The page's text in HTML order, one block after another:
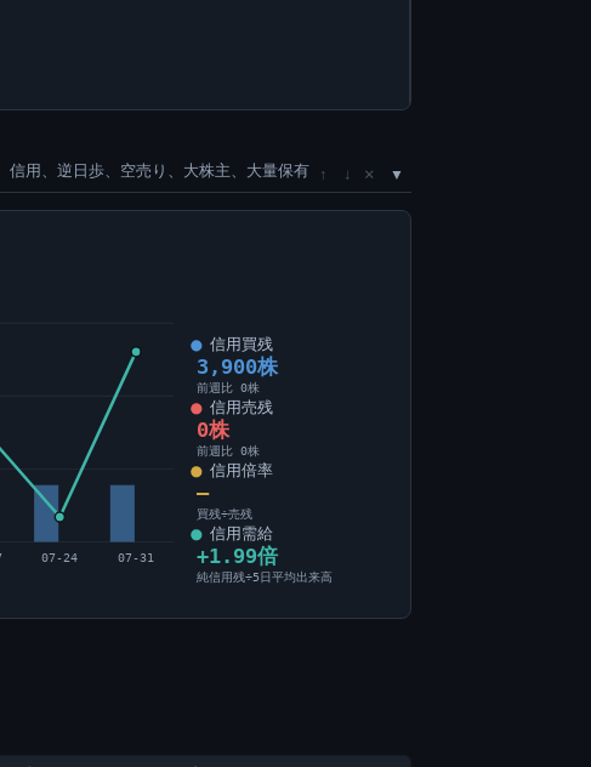
信用、逆日歩、空売り、大株主、大量保有 ↑ ↓ ×
07-24 07-31
信用買残
3,900株
前週比 0株
信用売残
0株
前週比 0株
信用倍率
―
買残÷売残
信用需給
+1.99倍
純信用残÷5日平均出来高